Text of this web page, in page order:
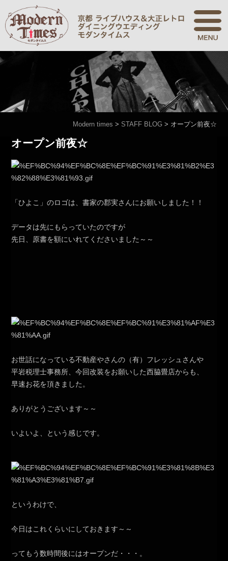
Modern times > STAFF BLOG > オープン前夜☆
オープン前夜☆
「ひよこ」のロゴは、書家の郡実さんにお願いしました！！
データは先にもらっていたのですが
先日、原書を額にいれてくださいました～～
お世話になっている不動産やさんの（有）フレッシュさんや
平岩税理士事務所、今回改装をお願いした西脇畳店からも、
早速お花を頂きました。
ありがとうございます～～
いよいよ、という感じです。
というわけで、
今日はこれくらいにしておきます～～
ってもう数時間後にはオープンだ・・・。